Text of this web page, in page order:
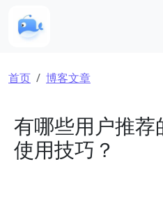
面包屑
首页 博客文章
有哪些用户推荐
使用技巧？